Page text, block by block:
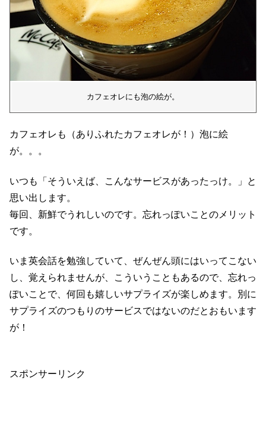
カフェオレにも泡の絵が。
カフェオレも（ありふれたカフェオレが！）泡に絵
が。。。
いつも「そういえば、こんなサービスがあったっけ。」と
思い出します。
毎回、新鮮でうれしいのです。忘れっぽいことのメリット
です。
いま英会話を勉強していて、ぜんぜん頭にはいってこない
し、覚えられませんが、こういうこともあるので、忘れっ
ぽいことで、何回も嬉しいサプライズが楽しめます。別に
サプライズのつもりのサービスではないのだとおもいます
が！
スポンサーリンク